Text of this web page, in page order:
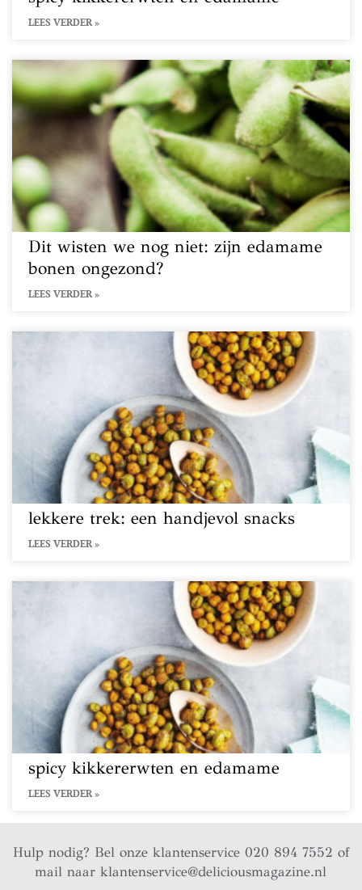
LEES VERDER »
Dit wisten we nog niet: zijn edamame
bonen ongezond?
LEES VERDER »
lekkere trek: een handjevol snacks
LEES VERDER »
spicy kikkererwten en edamame
LEES VERDER »
Hulp nodig? Bel onze klantenservice 020 894 7552 of
mail naarklantenservice@deliciousmagazine.nl